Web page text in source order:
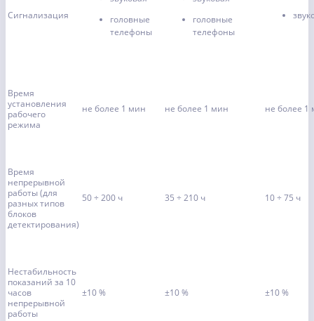
Сигнализация
головные
телефоны
головные
телефоны
Время
установления
рабочего
режима
не более 1 мин не более 1 мин не более 1
Время
непрерывной
работы (для
разных типов
блоков
детектирования)
50 ÷ 200 ч 35 ÷ 210 ч 10 ÷ 75 ч
Нестабильность
показаний за 10
часов
непрерывной
работы
±10 % ±10 % ±10 %